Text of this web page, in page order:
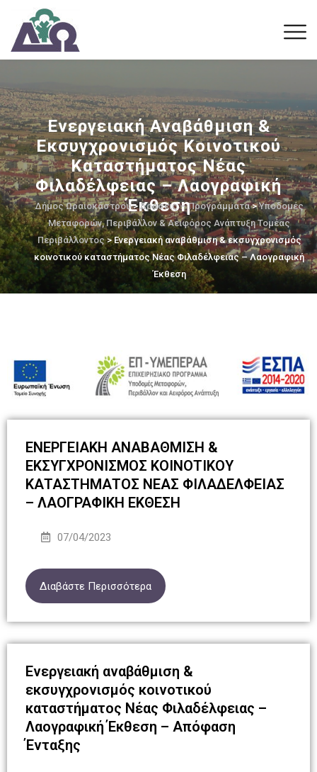
Ενεργειακή Αναβάθμιση &
Εκσυγχρονισμός Κοινοτικού
Καταστήματος Νέας
Φιλαδέλφειας – Λαογραφική
Έκθεση
Δήμος Ωραιοκάστρου>Δράσεις – Προγράμματα>Υποδομές
Μεταφορών, Περιβάλλον & Αειφόρος Ανάπτυξη Τομέας
Περιβάλλοντος> Ενεργειακή αναβάθμιση & εκσυγχρονισμός
κοινοτικού καταστήματος Νέας Φιλαδέλφειας – Λαογραφική
Έκθεση
ΕΝΕΡΓΕΙΑΚΗ ΑΝΑΒΑΘΜΙΣΗ &
ΕΚΣΥΓΧΡΟΝΙΣΜΟΣ ΚΟΙΝΟΤΙΚΟΥ
ΚΑΤΑΣΤΗΜΑΤΟΣ ΝΕΑΣ ΦΙΛΑΔΕΛΦΕΙΑΣ
– ΛΑΟΓΡΑΦΙΚΗ ΕΚΘΕΣΗ
07/04/2023
Διαβάστε Περισσότερα
Ενεργειακή αναβάθμιση &
εκσυγχρονισμός κοινοτικού
καταστήματος Νέας Φιλαδέλφειας –
Λαογραφική Έκθεση – Απόφαση
Ένταξης